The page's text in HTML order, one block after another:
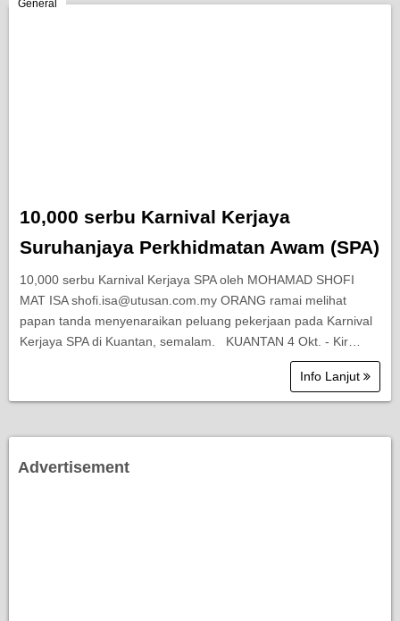
General
10,000 serbu Karnival Kerjaya
Suruhanjaya Perkhidmatan Awam (SPA)
10,000 serbu Karnival Kerjaya SPA oleh MOHAMAD SHOFI
MAT ISA shofi.isa@utusan.com.my ORANG ramai melihat
papan tanda menyenaraikan peluang pekerjaan pada Karnival
Kerjaya SPA di Kuantan, semalam. KUANTAN 4 Okt. - Kir…
Info Lanjut
Advertisement